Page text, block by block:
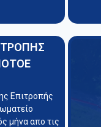
Επιτροπής
μήνα απο τις